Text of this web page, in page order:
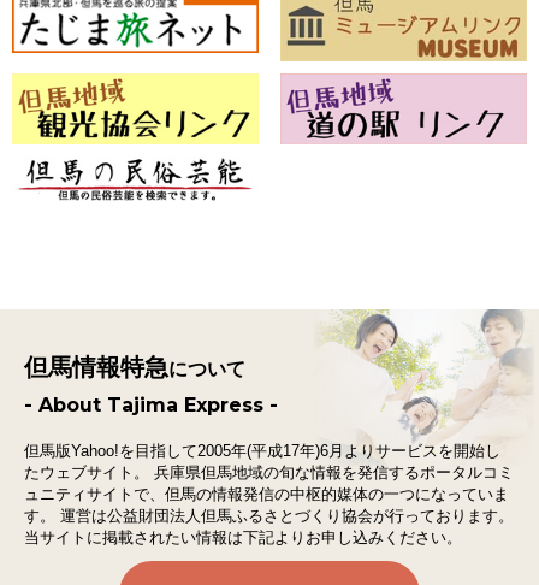
但馬情報特急について
- About Tajima Express -
但馬版Yahoo!を目指して2005年(平成17年)6月よりサービスを開始し
たウェブサイト。
兵庫県但馬地域の旬な情報を発信するポータルコミ
ュニティサイトで、 但馬の情報発信の中枢的媒体の一つになっていま
す。
運営は公益財団法人但馬ふるさとづくり協会が行っております。
当サイトに掲載されたい情報は下記よりお申し込みください。